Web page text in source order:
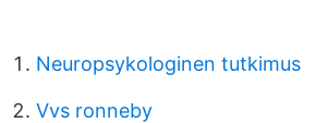
Neuropsykologinen tutkimus
Vvs ronneby